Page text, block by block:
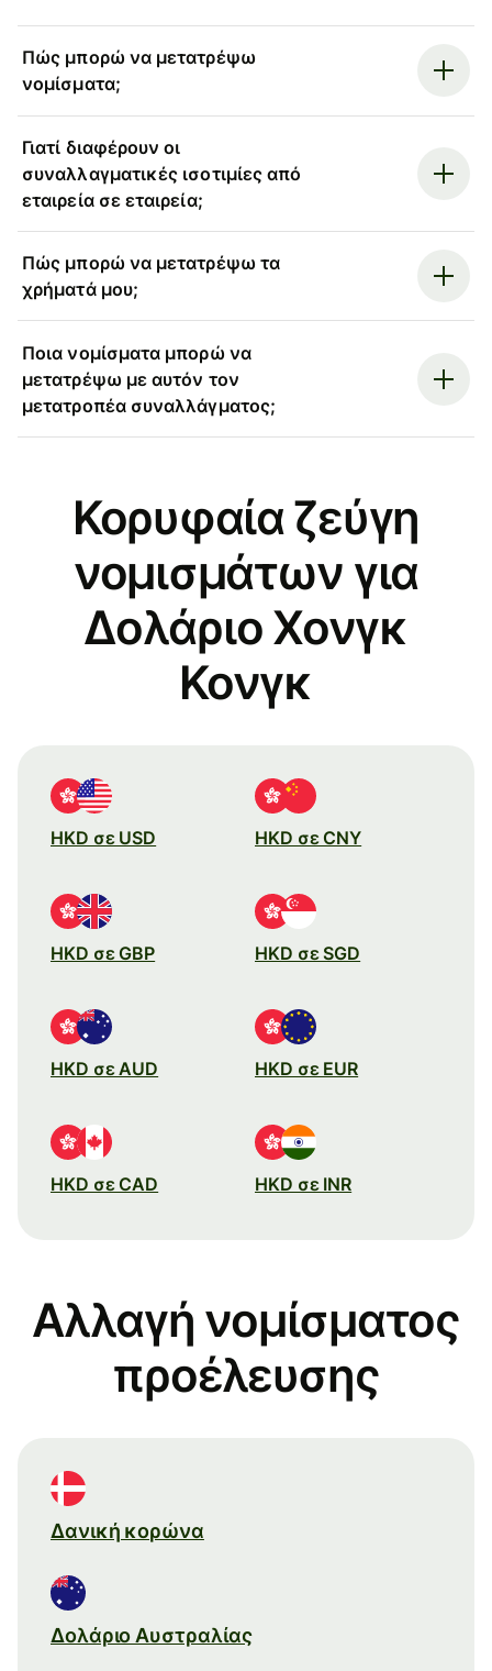
Πώς μπορώ να μετατρέψω
νομίσματα;
Γιατί διαφέρουν οι
συναλλαγματικές ισοτιμίες από
εταιρεία σε εταιρεία;
Πώς μπορώ να μετατρέψω τα
χρήματά μου;
Ποια νομίσματα μπορώ να
μετατρέψω με αυτόν τον
μετατροπέα συναλλάγματος;
Κορυφαία ζεύγη
νομισμάτων για
Δολάριο Χονγκ
Κονγκ
HKD σε USD HKD σε CNY
HKD σε GBP HKD σε SGD
HKD σε AUD HKD σε EUR
HKD σε CAD HKD σε INR
Αλλαγή νομίσματος
προέλευσης
Δανική κορώνα
Δολάριο Αυστραλίας